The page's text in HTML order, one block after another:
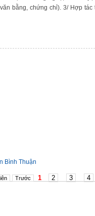
bằng, chứng chỉ). 3/ Hợp
Bình Thuận
Trước 1 2 3 4